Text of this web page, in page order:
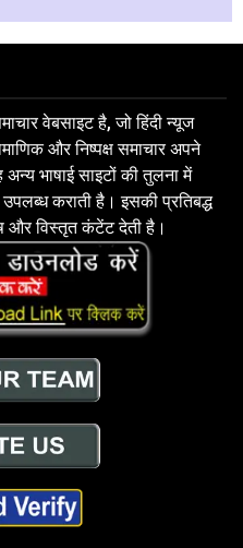
वेबसाइट है, जो हिंदी न्यूज
और निष्पक्ष समाचार अपने
भाषाई साइटों की तुलना में
उपलब्ध कराती है। इसकी प्रतिबद्ध
और विस्तृत कंटेंट देती है।